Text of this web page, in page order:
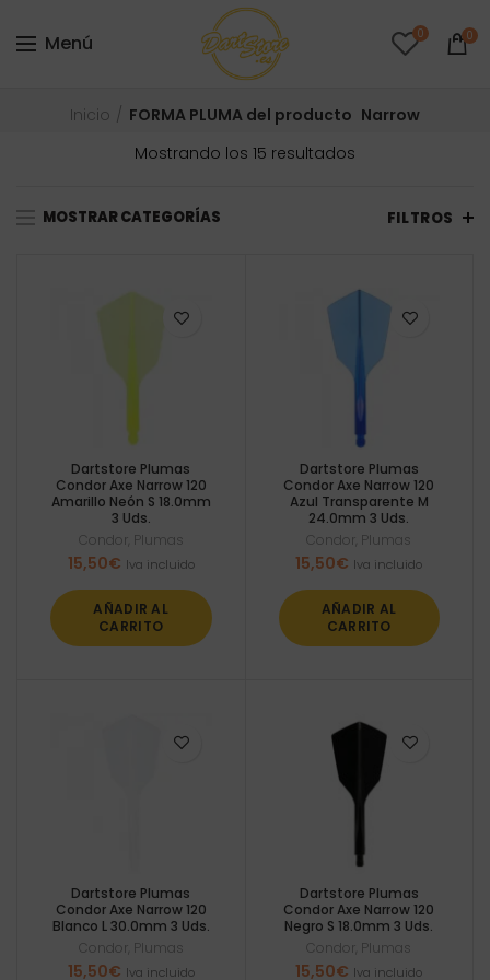
Menú 0 0
Inicio FORMA PLUMA del producto Narrow
Mostrando los 15 resultados
bajo
MOSTRAR CATEGORÍAS FILTROS
Dartstore Plumas
Condor Axe Narrow 120
Amarillo Neón S 18.0mm
3 Uds.
Condor Plumas
15,50€ Iva incluido
AÑADIR AL
CARRITO
Dartstore Plumas
Condor Axe Narrow 120
Azul Transparente M
24.0mm 3 Uds.
Condor Plumas
15,50€ Iva incluido
AÑADIR AL
CARRITO
Dartstore Plumas
Condor Axe Narrow 120
Blanco L 30.0mm 3 Uds.
Condor Plumas
15,50€ Iva incluido
Dartstore Plumas
Condor Axe Narrow 120
Negro S 18.0mm 3 Uds.
Condor Plumas
15,50€ Iva incluido